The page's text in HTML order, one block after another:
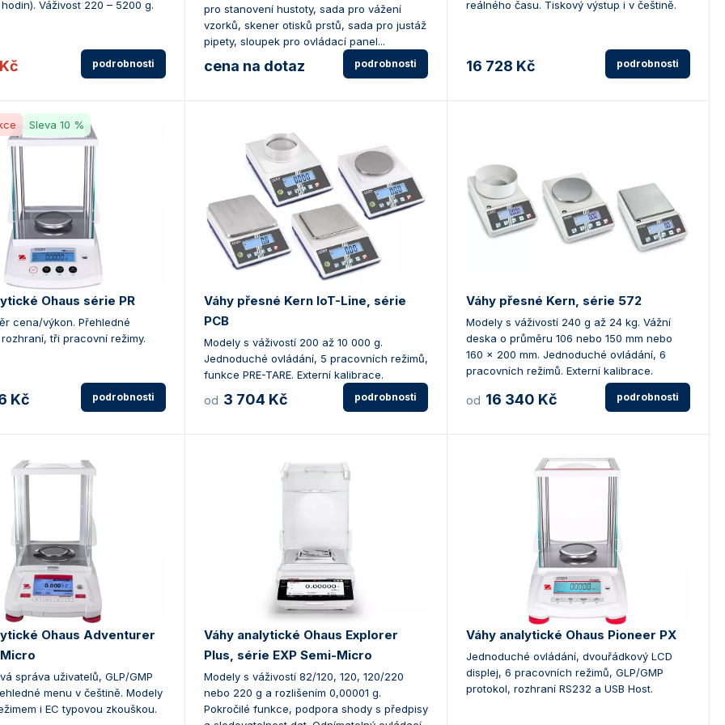
Váživost 220 – 5200 g.
podrobnosti
pro stanovení hustoty, sada pro vážení
vzorků, skener otisků prstů, sada pro justáž
pipety, sloupek pro ovládací panel...
cena na dotaz podrobnosti
reálného času. Tiskový výstup i v češtině.
16 728 Kč podrobnosti
Sleva 10 %
Ohaus série PR
cena/výkon. Přehledné
tři pracovní režimy.
Kč podrobnosti
Váhy přesné Kern IoT-Line, série
PCB
Modely s váživostí 200 až 10 000 g.
Jednoduché ovládání, 5 pracovních režimů,
funkce PRE-TARE. Externí kalibrace.
od 3 704 Kč podrobnosti
Váhy přesné Kern, série 572
Modely s váživostí 240 g až 24 kg. Vážní
deska o průměru 106 nebo 150 mm nebo
160 x 200 mm. Jednoduché ovládání, 6
pracovních režimů. Externí kalibrace.
od 16 340 Kč podrobnosti
Ohaus Adventurer
správa uživatelů, GLP/GMP
menu v češtině. Modely
i EC typovou zkouškou.
Váhy analytické Ohaus Explorer
Plus, série EXP Semi-Micro
Modely s váživostí 82/120, 120, 120/220
nebo 220 g a rozlišením 0,00001 g.
Pokročilé funkce, podpora shody s předpisy
Váhy analytické Ohaus Pioneer PX
Jednoduché ovládání, dvouřádkový LCD
displej, 6 pracovních režimů, GLP/GMP
protokol, rozhraní RS232 a USB Host.